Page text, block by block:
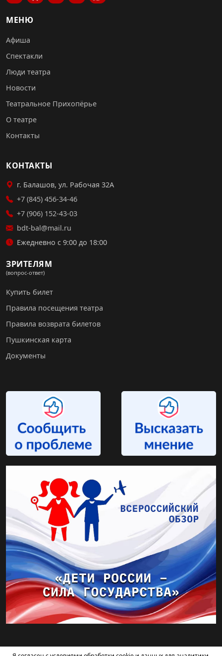
МЕНЮ
Афиша
Спектакли
Люди театра
Новости
Театральное Прихопёрье
О театре
Контакты
КОНТАКТЫ
г. Балашов, ул. Рабочая 32А
+7 (845) 456-34-46
+7 (906) 152-43-03
bdt-bal@mail.ru
Ежедневно с 9:00 до 18:00
ЗРИТЕЛЯМ
(вопрос-ответ)
Купить билет
Правила посещения театра
Правила возврата билетов
Пушкинская карта
Документы